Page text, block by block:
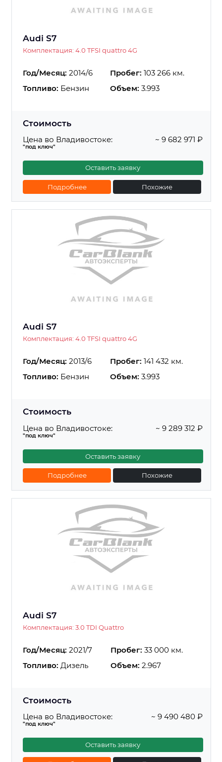
Audi S7
Комплектация: 4.0 TFSI quattro 4G
Год/Месяц: 2014/6 Пробег: 103 266 км.
Топливо: Бензин Объем: 3.993
Стоимость
Цена во Владивостоке:
"под ключ"
~ 9 682 971 ₽
Оставить заявку
Подробнее Похожие
Audi S7
Комплектация: 4.0 TFSI quattro 4G
Год/Месяц: 2013/6 Пробег: 141 432 км.
Топливо: Бензин Объем: 3.993
Стоимость
Цена во Владивостоке:
"под ключ"
~ 9 289 312 ₽
Оставить заявку
Подробнее Похожие
Audi S7
Комплектация: 3.0 TDI Quattro
Год/Месяц: 2021/7 Пробег: 33 000 км.
Топливо: Дизель Объем: 2.967
Стоимость
Цена во Владивостоке:
"под ключ"
~ 9 490 480 ₽
Оставить заявку